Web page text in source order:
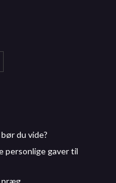
du vide?
personlige gaver til
præg